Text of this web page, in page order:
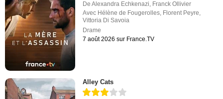
DeAlexandra Echkenazi, Franck Ollivier
Avec Hélène de Fougerolles, Florent Peyre,
Vittoria Di Savoia
Drame
7 août 2026 sur France.TV
Alley Cats